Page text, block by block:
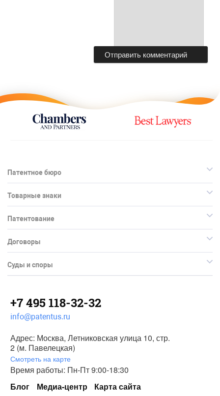
Патентное бюро
Товарные знаки
Патентование
Договоры
Суды и споры
+7 495 118-32-32
info@patentus.ru
Адрес: Москва, Летниковская улица 10, стр.
2 (м. Павелецкая)
Смотреть на карте
Время работы: Пн-Пт 9:00-18:30
Блог
Медиа-центр Карта сайта